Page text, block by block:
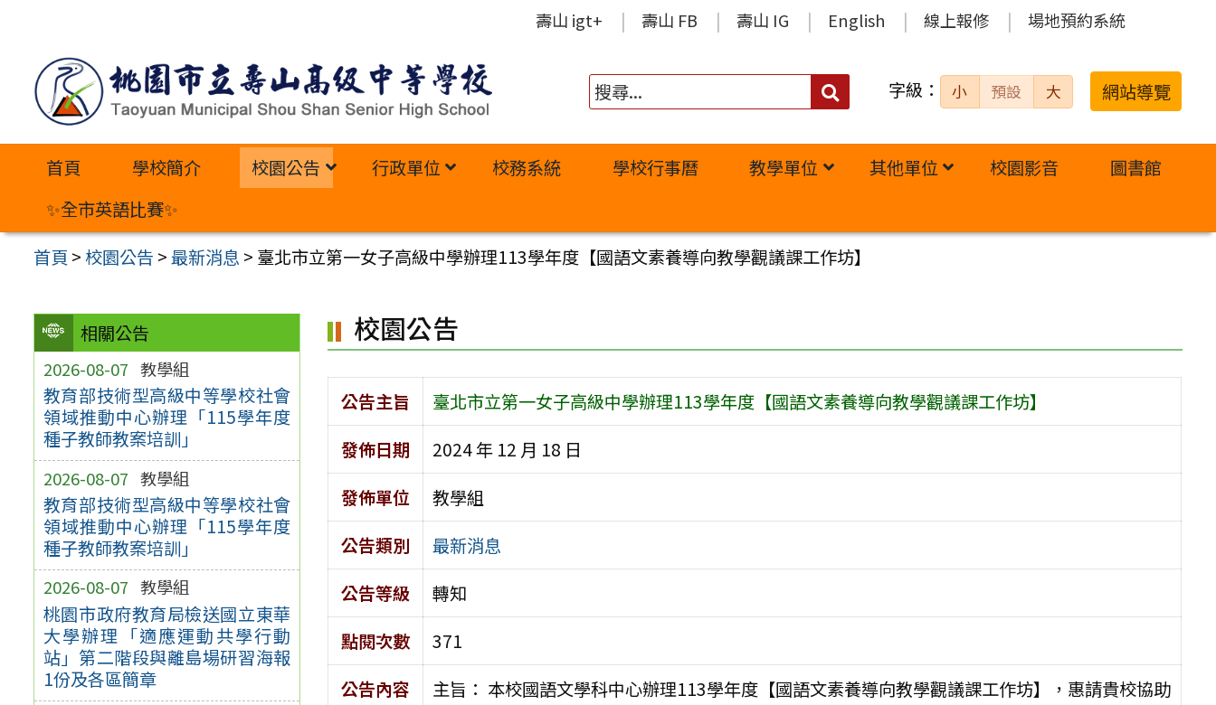
內
壽山 igt+ 壽山 FB 壽山 IG English 線上報修 場地預約系統
搜
字級： 小 預設 大 網站導覽
首頁 學校簡介 校園公告 行政單位 校務系統 學校行事曆 教學單位 其他單位 校園影音
圖書館
✨全市英語比賽✨
首頁 >校園公告 >最新消息 > 臺北市立第一女子高級中學辦理113學年度【國語文素養導向教學觀議課工作坊】
相關公告
2026-08-07 教學組
教育部技術型高級中等學校社會
領域推動中心辦理「115學年度
種子教師教案培訓」
2026-08-07 教學組
教育部技術型高級中等學校社會
領域推動中心辦理「115學年度
種子教師教案培訓」
2026-08-07 教學組
桃園市政府教育局檢送國立東華
大學辦理「適應運動共學行動
站」第二階段與離島場研習海報
1份及各區簡章
校園公告
公告主旨
臺北市立第一女子高級中學辦理113學年度【國語文素養導向教學觀議課工作坊】
發佈日期
2024 年 12 月 18 日
發佈單位
教學組
公告類別
最新消息
公告等級
轉知
點閱次數
371
公告內容
主旨： 本校國語文學科中心辦理113學年度【國語文素養導向教學觀議課工作坊】，惠請貴校協助